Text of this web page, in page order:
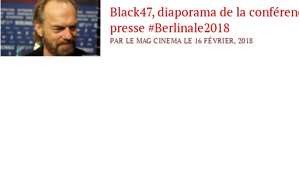
Black47, diaporama de la
presse #Berlinale2018
PAR LE MAG CINEMA LE 16 FÉVRIER, 2018